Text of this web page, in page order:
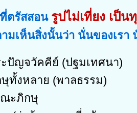
ตรัสสอน รูปไม่เที่ยง เป็
มเห็นสิ่งนั้นว่า นั่นของเรา
ปัญจวัคคีย์ (ปฐมเทศนา)
ทั้งหลาย (พาลธรรม)
ะภิกษุ